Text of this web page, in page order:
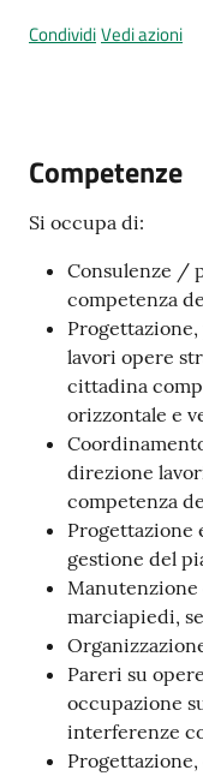
l
e
r
CondividiVedi azioni
Competenze
Si occupa di:
Consulenze /
competenza
lavori opere
cittadina
orizzontale e
direzione
competenza
Progettazione
gestione del
marciapiedi,
Pareri su
occupazione
interferenze